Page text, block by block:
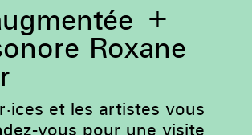
+
Roxane
et les artistes vous
vous pour une visite